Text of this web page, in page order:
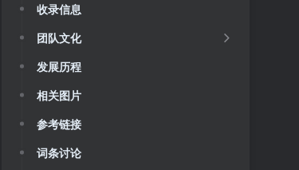
收录信息
团队文化
发展历程
相关图片
参考链接
词条讨论